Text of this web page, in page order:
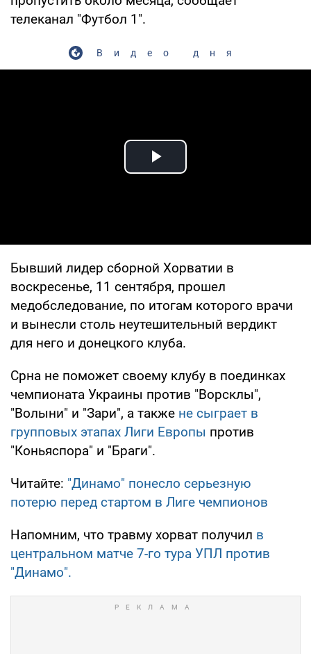
телеканал "Футбол 1".
Видео дня
Play Video
Бывший лидер сборной Хорватии в
воскресенье, 11 сентября, прошел
медобследование, по итогам которого врачи
и вынесли столь неутешительный вердикт
для него и донецкого клуба.
Срна не поможет своему клубу в поединках
чемпионата Украины против "Ворсклы",
"Волыни" и "Зари", а также не сыграет в
групповых этапах Лиги Европы против
"Коньяспора" и "Браги".
Читайте: "Динамо" понесло серьезную
потерю перед стартом в Лиге чемпионов
Напомним, что травму хорват получил в
центральном матче 7-го тура УПЛ против
"Динамо".